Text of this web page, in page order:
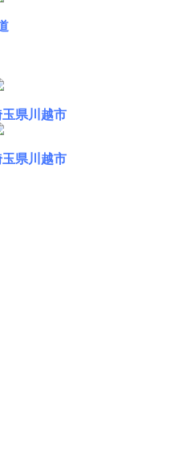
県川越市
県川越市